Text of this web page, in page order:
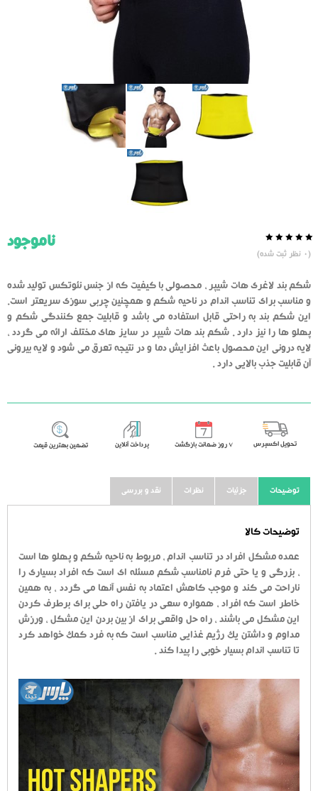
از
50
رای
دهنده
(
0 نظر ثبت شده)
ناموجود
شکم بند لاغری هات شیپر ، محصولی با کیفیت که از جنس نئوتکس تولید شده
و مناسب برای تناسب اندام در ناحیه شکم و همچنین چربی سوزی سریعتر است.
این شکم بند به راحتی قابل استفاده می باشد و قابلیت جمع کنندگی شکم و
پهلو ها را نیز دارد . شکم بند هات شیپر در سایز های مختلف ارائه می گردد ،
لایه درونی این محصول باعث افزایش دما و در نتیجه تعرق می شود و لایه بیرونی
آن قابلیت جذب بالایی دارد .
تحویل اکسپرس ٧ روز ضمانت بازگشت پرداخت آنلاین تضمین بهترین قیمت
توضیحات جزئیات نظرات نقد و بررسی
توضیحات کالا
عمده مشکل افراد در تناسب اندام ، مربوط به ناحیه شکم و پهلو ها است
، بزرگی و یا حتی فرم نامناسب شکم مسئله ای است که افراد بسیاری را
ناراحت می کند و موجب کاهش اعتماد به نفس آنها می گردد ، به همین
خاطر است که افراد ، همواره سعی در یافتن راه حلی برای برطرف کردن
این مشکل می باشند ، راه حل واقعی برای از بین بردن این مشکل ، ورزش
مداوم و داشتن یک رژیم غذایی مناسب است که به فرد کمک خواهد کرد
تا تناسب اندام بسیار خوبی را پیدا کند .